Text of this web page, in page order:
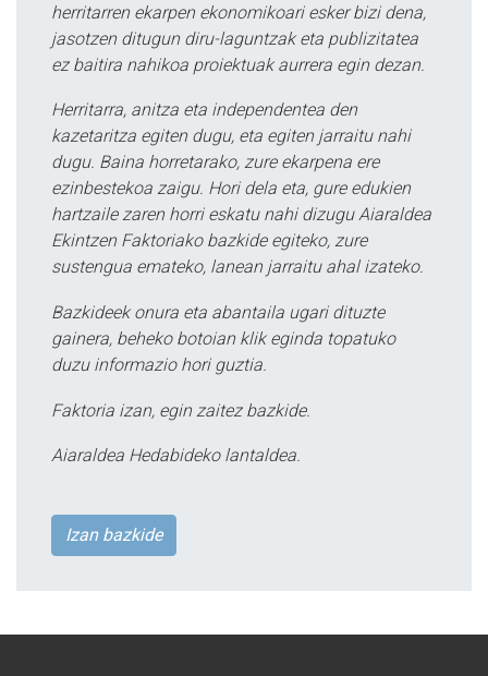
herritarren ekarpen ekonomikoari esker bizi dena,
jasotzen ditugun diru-laguntzak eta publizitatea
ez baitira nahikoa proiektuak aurrera egin dezan.
Herritarra, anitza eta independentea den
kazetaritza egiten dugu, eta egiten jarraitu nahi
dugu. Baina horretarako, zure ekarpena ere
ezinbestekoa zaigu. Hori dela eta, gure edukien
hartzaile zaren horri eskatu nahi dizugu Aiaraldea
Ekintzen Faktoriako bazkide egiteko, zure
sustengua emateko, lanean jarraitu ahal izateko.
Bazkideek onura eta abantaila ugari dituzte
gainera, beheko botoian klik eginda topatuko
duzu informazio hori guztia.
Faktoria izan, egin zaitez bazkide.
Aiaraldea Hedabideko lantaldea.
Izan bazkide